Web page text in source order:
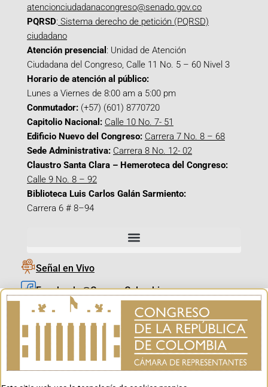
atencionciudadanacongreso@senado.gov.co
PQRSD: Sistema derecho de petición (PQRSD)
ciudadano
Atención presencial : Unidad de Atención
Ciudadana del Congreso, Calle 11 No. 5 – 60 Nivel 3
Horario de atención al público:
Lunes a Viernes de 8:00 am a 5:00 pm
Conmutador: (+57) (601) 8770720
Capitolio Nacional: Calle 10 No. 7- 51
Edificio Nuevo del Congreso: Carrera 7 No. 8 – 68
Sede Administrativa: Carrera 8 No. 12- 02
Claustro Santa Clara – Hemeroteca del Congreso:
Calle 9 No. 8 – 92
Biblioteca Luis Carlos Galán Sarmiento:
Carrera 6 # 8–94
Señal en Vivo
Facebook_@CamaraColombia
Instagram_@CamaraColombia
X_@CamaraColombia
Youtube_@CamaraColombia